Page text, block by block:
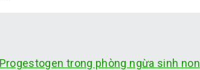
trong phòng ngừa sinh non